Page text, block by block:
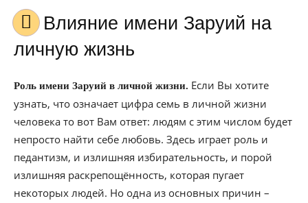
Влияние имени Заруий на
личную жизнь
Роль имени Заруий в личной жизни. Если Вы хотите
узнать, что означает цифра семь в личной жизни
человека то вот Вам ответ: людям с этим числом будет
непросто найти себе любовь. Здесь играет роль и
педантизм, и излишняя избирательность, и порой
излишняя раскрепощённость, которая пугает
некоторых людей. Но одна из основных причин –